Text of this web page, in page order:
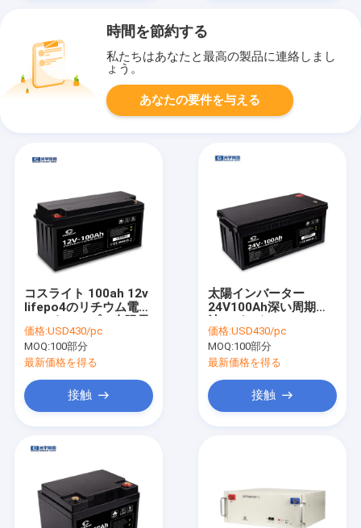
時間を節約する
私たちはあなたと最高の製品に連絡しまし
ょう。
あなたの要件を与える
コスライト 100ah 12v
lifepo4のリチウム電池
池
価格:USD430/pc
MOQ:100部分
最新価格を得る
接触
太陽インバーター
24V100Ah深い周期電
LiFePO4のリチウム
価格:USD430/pc
MOQ:100部分
最新価格を得る
接触